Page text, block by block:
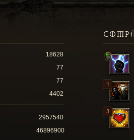
18628
77
77
4402
2957540
46896900